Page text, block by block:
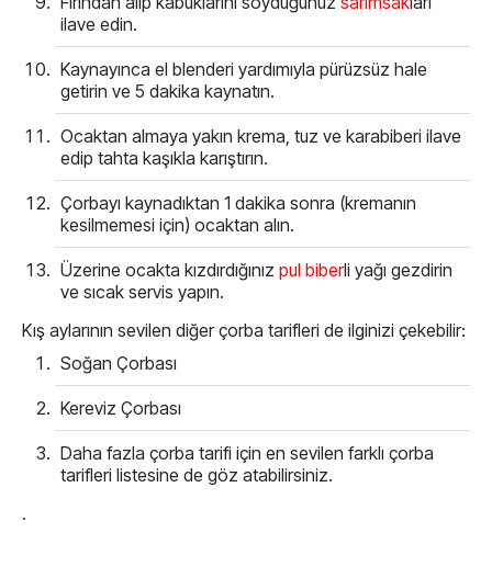
ilave edin.
Kaynayınca el blenderi yardımıyla pürüzsüz hale
getirin ve 5 dakika kaynatın.
Ocaktan almaya yakın krema, tuz ve karabiberi ilave
edip tahta kaşıkla karıştırın.
Çorbayı kaynadıktan 1 dakika sonra (kremanın
kesilmemesi için) ocaktan alın.
Üzerine ocakta kızdırdığınız pul biberli yağı gezdirin
ve sıcak servis yapın.
Kış aylarının sevilen diğer çorba tarifleri de ilginizi çekebilir:
Soğan Çorbası
Kereviz Çorbası
Daha fazla çorba tarifi için en sevilen farklı çorba
tarifleri listesine de göz atabilirsiniz.
.